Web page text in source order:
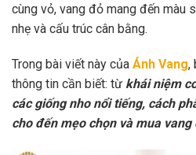
cùng vỏ, vang đỏ mang đến màu
nhẹ và cấu trúc cân bằng.
Trong bài viết này của Ánh Vang,
thông tin cần biết: từ khái niệm
các giống nho nổi tiếng, cách
cho đến mẹo chọn và mua vang